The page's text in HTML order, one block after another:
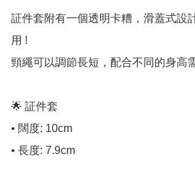
証件套附有一個透明卡糟，滑蓋式設
用 !
頸繩可以調節長短，配合不同的身高
🌟 証件套
• 闊度: 10cm
• 長度: 7.9cm